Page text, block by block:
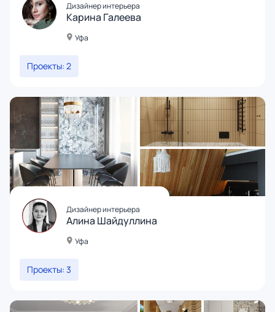
Дизайнер интерьера
Карина Галеева
Уфа
Проекты: 2
Дизайнер интерьера
Алина Шайдуллина
Уфа
Проекты: 3